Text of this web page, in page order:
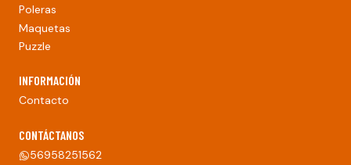
Poleras
Maquetas
Puzzle
INFORMACIÓN
Contacto
CONTÁCTANOS
56958251562